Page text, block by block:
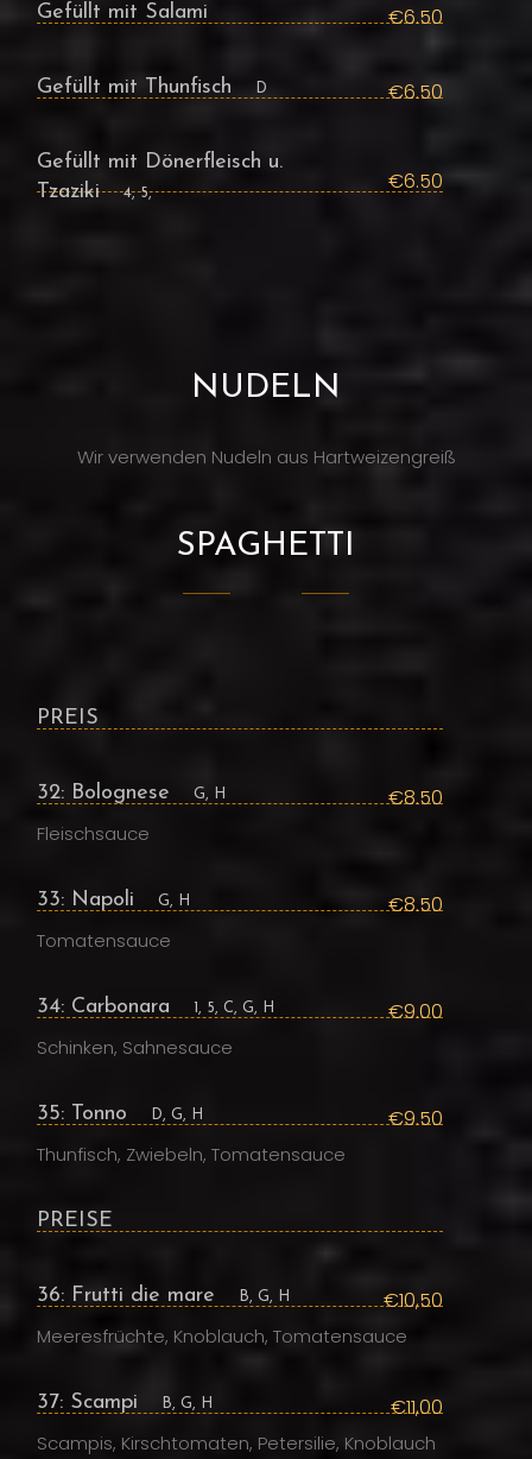
Gefüllt mit Salami €6.50
Gefüllt mit Thunfisch D €6.50
Gefüllt mit Dönerfleisch u.
Tzaziki
4, 5, €6.50
NUDELN
Wir verwenden Nudeln aus Hartweizengreiß
SPAGHETTI
PREIS
32: Bolognese G, H €8.50
Fleischsauce
33: Napoli G, H €8.50
Tomatensauce
34: Carbonara 1, 5, C, G, H €9.00
Schinken, Sahnesauce
35: Tonno D, G, H €9.50
Thunfisch, Zwiebeln, Tomatensauce
PREISE
36: Frutti die mare B, G, H €10,50
Meeresfrüchte, Knoblauch, Tomatensauce
37: Scampi B, G, H €11,00
Scampis, Kirschtomaten, Petersilie, Knoblauch